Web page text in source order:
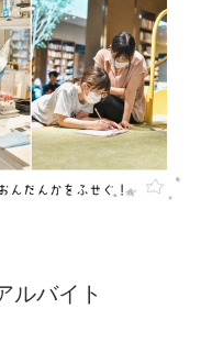
ルバイト